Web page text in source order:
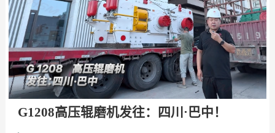
G1208高压辊磨机发往：四川·巴中！